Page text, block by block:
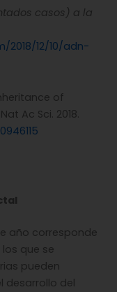
casos) a la
12/10/adn-
of
Ac Sci. 2018.
año corresponde
que se
pueden
desarrollo del